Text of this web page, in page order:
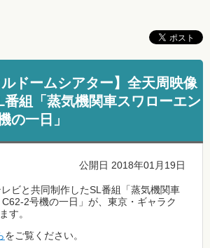
ルドームシアター】全天周映像
組「蒸気機関車スワローエン
の一日」
公開日 2018年01月19日
ビと共同制作したSL番組「蒸気機関車
2号機の一日」が、東京・ギャラク
す。
をご覧ください。